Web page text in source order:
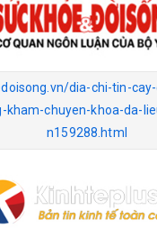
dia-chi-tin-
kham-chuyen-khoa-da-
n159288.html